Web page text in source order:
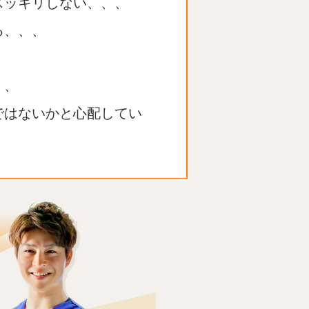
、、
ないかと心配してい